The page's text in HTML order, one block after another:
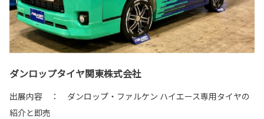
ダンロップタイヤ関東株式会社
出展内容 ： ダンロップ・ファルケン ハイエース専用タイヤの
紹介と即売